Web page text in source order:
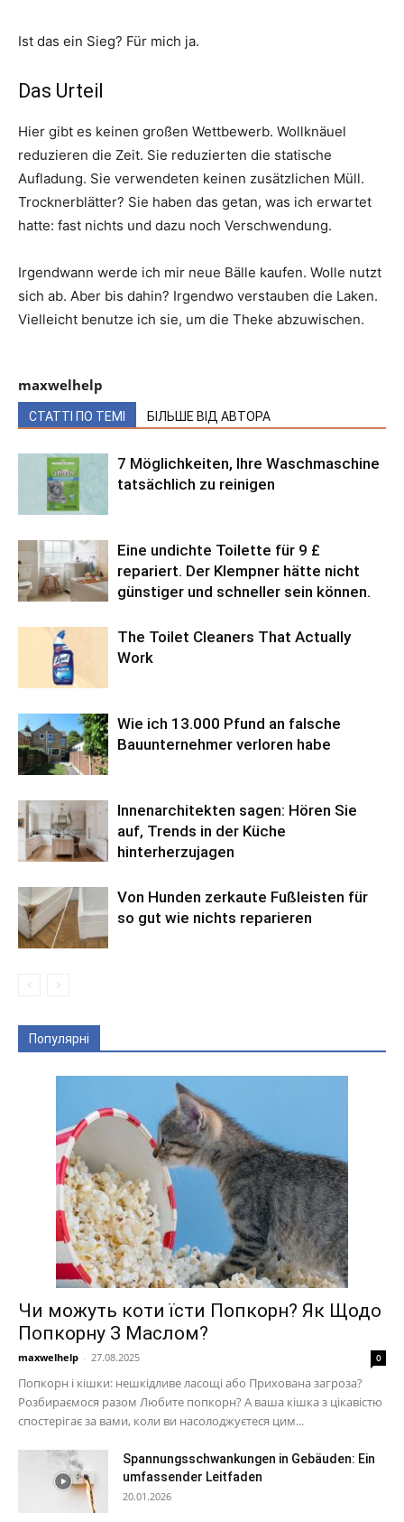
Ist das ein Sieg? Für mich ja.
Das Urteil
Hier gibt es keinen großen Wettbewerb. Wollknäuel
reduzieren die Zeit. Sie reduzierten die statische
Aufladung. Sie verwendeten keinen zusätzlichen Müll.
Trocknerblätter? Sie haben das getan, was ich erwartet
hatte: fast nichts und dazu noch Verschwendung.
Irgendwann werde ich mir neue Bälle kaufen. Wolle nutzt
sich ab. Aber bis dahin? Irgendwo verstauben die Laken.
Vielleicht benutze ich sie, um die Theke abzuwischen.
maxwelhelp
СТАТТІ ПО ТЕМІ БІЛЬШЕ ВІД АВТОРА
7 Möglichkeiten, Ihre Waschmaschine
tatsächlich zu reinigen
Eine undichte Toilette für 9 £
repariert. Der Klempner hätte nicht
günstiger und schneller sein können.
The Toilet Cleaners That Actually
Work
Wie ich 13.000 Pfund an falsche
Bauunternehmer verloren habe
Innenarchitekten sagen: Hören Sie
auf, Trends in der Küche
hinterherzujagen
Von Hunden zerkaute Fußleisten für
so gut wie nichts reparieren
Популярні
Чи можуть коти їсти Попкорн? Як Щодо
Попкорну З Маслом?
maxwelhelp - 27.08.2025 0
Попкорн і кішки: нешкідливе ласощі або Прихована загроза?
Розбираємося разом Любите попкорн? А ваша кішка з цікавістю
спостерігає за вами, коли ви насолоджуєтеся цим...
Spannungsschwankungen in Gebäuden: Ein
umfassender Leitfaden
20.01.2026